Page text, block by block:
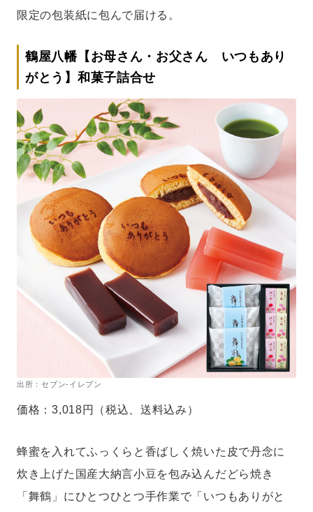
限定の包装紙に包んで届ける。
鶴屋八幡【お母さん・お父さん いつもあり
がとう】和菓子詰合せ
出所：セブン-イレブン
価格：3,018円（税込、送料込み）
蜂蜜を入れてふっくらと香ばしく焼いた皮で丹念に
炊き上げた国産大納言小豆を包み込んだどら焼き
「舞鶴」にひとつひとつ手作業で「いつもありがと